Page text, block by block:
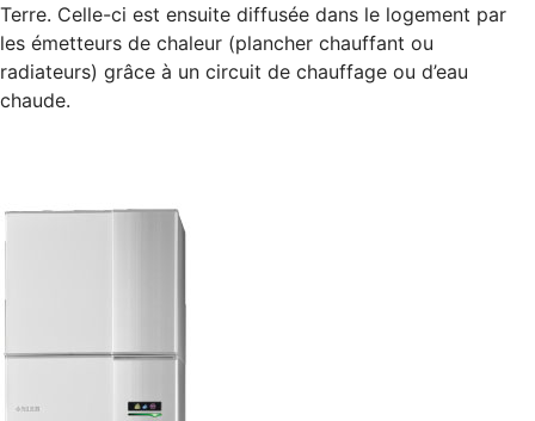
Terre. Celle-ci est ensuite diffusée dans le logement par
les émetteurs de chaleur (plancher chauffant ou
radiateurs) grâce à un circuit de chauffage ou d’eau
chaude.